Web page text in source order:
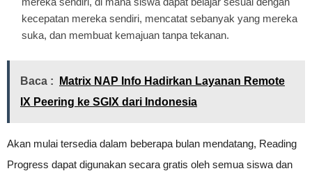
kecepatan mereka sendiri, mencatat sebanyak yang mereka
suka, dan membuat kemajuan tanpa tekanan.
Baca :
Matrix NAP Info Hadirkan Layanan Remote
IX Peering ke SGIX dari Indonesia
Akan mulai tersedia dalam beberapa bulan mendatang, Reading
Progress dapat digunakan secara gratis oleh semua siswa dan